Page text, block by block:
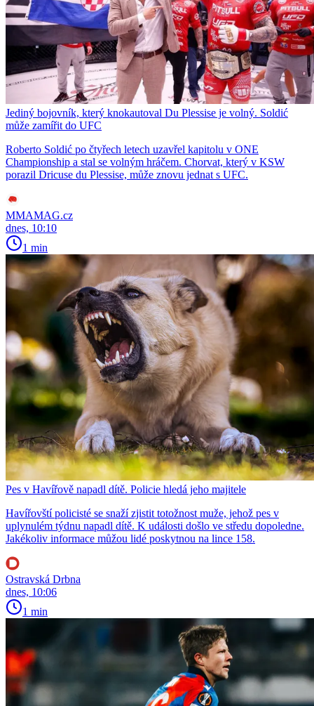
Jediný bojovník, který knokautoval Du Plessise je volný. Soldić
může zamířit do UFC
Roberto Soldić po čtyřech letech uzavřel kapitolu v ONE
Championship a stal se volným hráčem. Chorvat, který v KSW
porazil Dricuse du Plessise, může znovu jednat s UFC.
MMAMAG.cz
dnes, 10:10
1 min
Pes v Havířově napadl dítě. Policie hledá jeho majitele
Havířovští policisté se snaží zjistit totožnost muže, jehož pes v
uplynulém týdnu napadl dítě. K události došlo ve středu dopoledne.
Jakékoliv informace můžou lidé poskytnou na lince 158.
Ostravská Drbna
dnes, 10:06
1 min